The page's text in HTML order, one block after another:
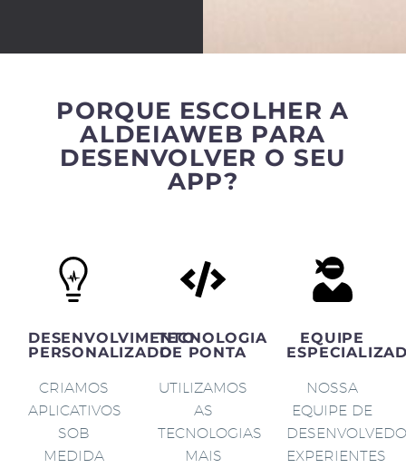
PORQUE ESCOLHER A
ALDEIAWEB PARA
DESENVOLVER O SEU
APP?
DESENVOLVIMENTO
PERSONALIZADO
CRIAMOS
APLICATIVOS
SOB
MEDIDA
TECNOLOGIA
DE PONTA
UTILIZAMOS
AS
TECNOLOGIAS
MAIS
EQUIPE
NOSSA
EQUIPE DE
EXPERIENTES